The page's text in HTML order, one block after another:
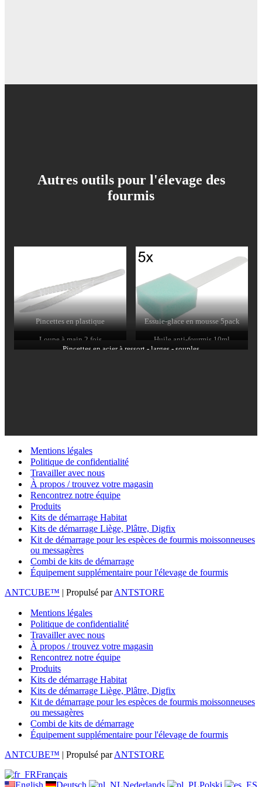
Autres outils pour l'élevage des
fourmis
Pincettes en plastique Essuie-glace en mousse 5pack
Loupe à main 2 fois
Huile anti-fourmis 10ml
Pincettes en acier à ressort - larges - souples
Mentions légales
Politique de confidentialité
Travailler avec nous
À propos / trouvez votre magasin
Rencontrez notre équipe
Produits
Kits de démarrage Habitat
Kits de démarrage Liège, Plâtre, Digfix
Kit de démarrage pour les espèces de fourmis moissonneuses
ou messagères
Combi de kits de démarrage
Équipement supplémentaire pour l'élevage de fourmis
ANTCUBE™ | Propulsé parANTSTORE
Mentions légales
Politique de confidentialité
Travailler avec nous
À propos / trouvez votre magasin
Rencontrez notre équipe
Produits
Kits de démarrage Habitat
Kits de démarrage Liège, Plâtre, Digfix
Kit de démarrage pour les espèces de fourmis moissonneuses
ou messagères
Combi de kits de démarrage
Équipement supplémentaire pour l'élevage de fourmis
ANTCUBE™ | Propulsé parANTSTORE
Français
English
Deutsch Nederlands Polski